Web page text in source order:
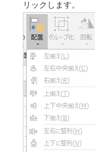
リックします。